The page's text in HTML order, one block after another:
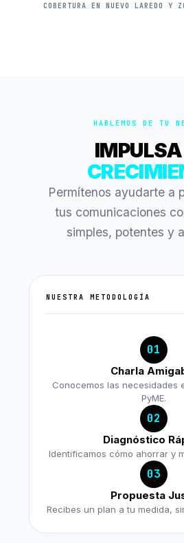
COBERTURA EN NUEVO LAREDO Y
HABLEMOS DE TU
Permítenos ayudarte a
tus comunicaciones
simples, potentes y
NUESTRA METODOLOGÍA
01
Charla
Conocemos las necesidades
PyME.
02
Diagnóstico
Identificamos cómo ahorrar y
03
Propuesta
Recibes un plan a tu medida,